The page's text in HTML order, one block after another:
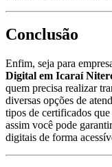
Conclusão
Enfim, seja para
Digital em Icaraí
quem precisa realizar
diversas opções de
tipos de certificados que
assim você pode
digitais de forma